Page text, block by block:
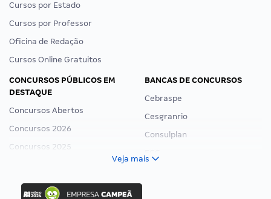
Cursos por Estado
Cursos por Professor
Oficina de Redação
Cursos Online Gratuitos
CONCURSOS PÚBLICOS EM
DESTAQUE
Concursos Abertos
Concursos 2026
Concursos 2025
Concurso Ibama
BANCAS DE CONCURSOS
Cebraspe
Cesgranrio
Consulplan
Veja mais